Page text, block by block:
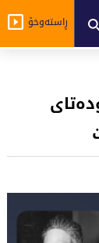
ڕاستەوخۆ
کودەتای